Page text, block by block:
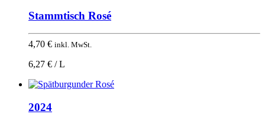
Stammtisch Rosé
4,70 € inkl. MwSt.
6,27 € / L
2024